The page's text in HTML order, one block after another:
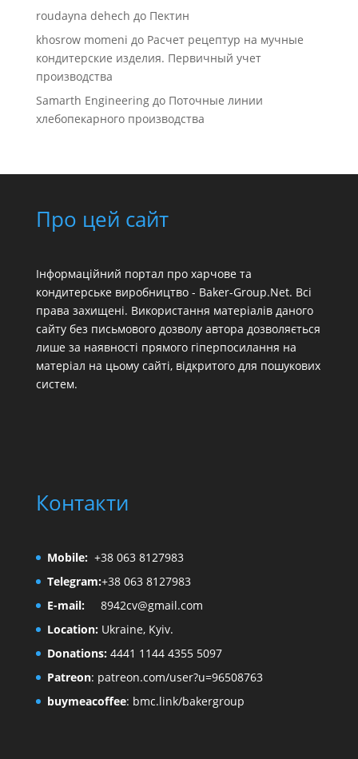
roudayna dehech до Пектин
khosrow momeni до Расчет рецептур на мучные
кондитерские изделия. Первичный учет
производства
Samarth Engineeringдо Поточные линии
хлебопекарного производства
Про цей сайт
Інформаційний портал про харчове та
кондитерське виробництво - Baker-Group.Net. Всі
права захищені. Використання матеріалів даного
сайту без письмового дозволу автора дозволяється
лише за наявності прямого гіперпосилання на
матеріал на цьому сайті, відкритого для пошукових
систем.
Контакти
Mobile: +38 063 8127983
Telegram:+38 063 8127983
E-mail:
8942cv@gmail.com
Location:Ukraine, Kyiv.
Donations:4441 1144 4355 5097
Patreon: patreon.com/user?u=96508763
buymeacoffee: bmc.link/bakergroup